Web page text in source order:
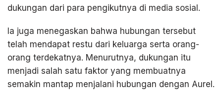
dukungan dari para pengikutnya di media sosial.
Ia juga menegaskan bahwa hubungan tersebut
telah mendapat restu dari keluarga serta orang-
orang terdekatnya. Menurutnya, dukungan itu
menjadi salah satu faktor yang membuatnya
semakin mantap menjalani hubungan dengan Aurel.